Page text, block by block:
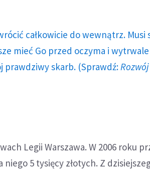
całkowicie do wewnątrz. Musi
mieć Go przed oczyma i
prawdziwy skarb. (Sprawdź:
Legii Warszawa. W 2006 roku
niego 5 tysięcy złotych. Z